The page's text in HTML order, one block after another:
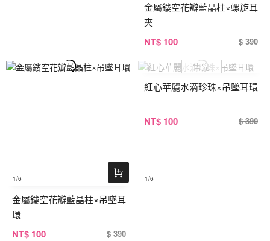
金屬鏤空花瓣藍晶柱×螺旋耳
夾
NT$ 100 $ 390
1/6
金屬鏤空花瓣藍晶柱×吊墜耳
環
NT$ 100 $ 390
1/6
紅心華麗水滴珍珠×吊墜耳環
NT$ 100 $ 390